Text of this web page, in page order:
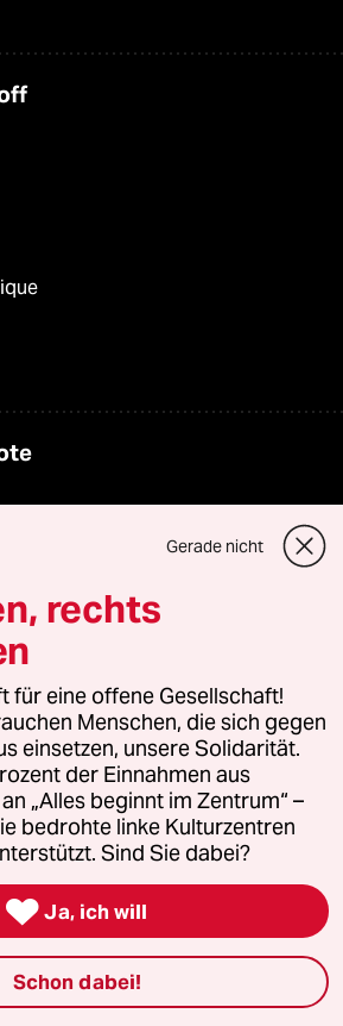
Gerade nicht
rechts
für eine offene Gesellschaft!
Menschen, die sich gegen
einsetzen, unsere Solidarität.
der Einnahmen aus
„Alles beginnt im Zentrum“ –
bedrohte linke Kulturzentren
Sind Sie dabei?
 Ja, ich will
Schon dabei!